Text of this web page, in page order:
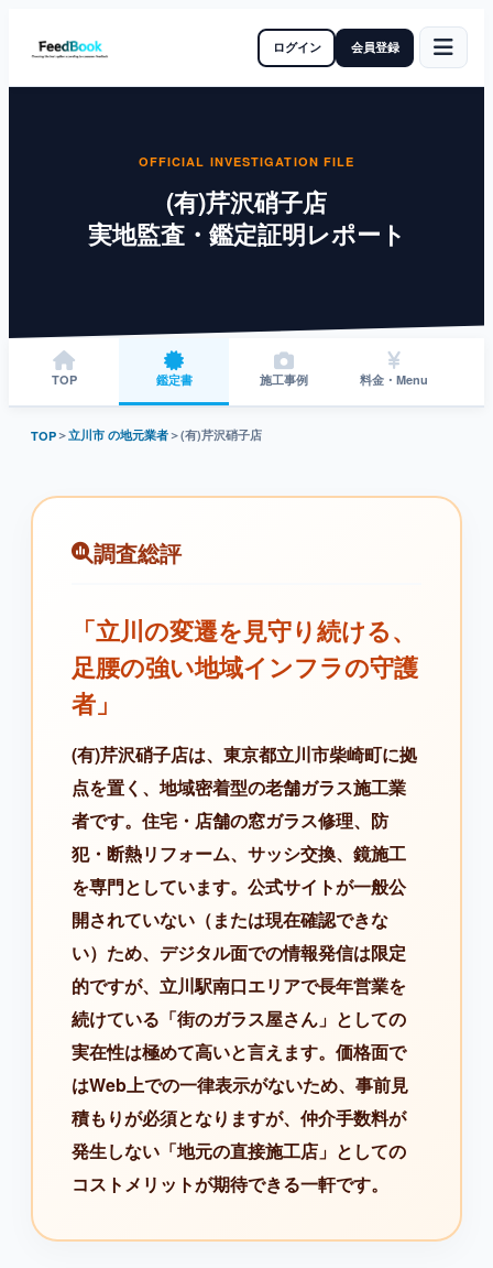
ログイン 会員登録
OFFICIAL INVESTIGATION FILE
(有)芹沢硝子店
実地監査・鑑定証明レポート
TOP 鑑定書 施工事例 料金・Menu
TOP＞立川市 の地元業者＞(有)芹沢硝子店
調査総評
「立川の変遷を見守り続ける、
足腰の強い地域インフラの守護
者」
(有)芹沢硝子店は、東京都立川市柴崎町に拠
点を置く、地域密着型の老舗ガラス施工業
者です。住宅・店舗の窓ガラス修理、防
犯・断熱リフォーム、サッシ交換、鏡施工
を専門としています。公式サイトが一般公
開されていない（または現在確認できな
い）ため、デジタル面での情報発信は限定
的ですが、立川駅南口エリアで長年営業を
続けている「街のガラス屋さん」としての
実在性は極めて高いと言えます。価格面で
はWeb上での一律表示がないため、事前見
積もりが必須となりますが、仲介手数料が
発生しない「地元の直接施工店」としての
コストメリットが期待できる一軒です。